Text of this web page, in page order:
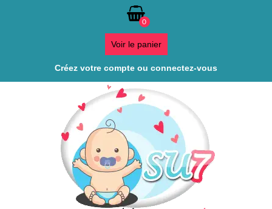
0
Voir le panier
Créez votre compte ou connectez-vous